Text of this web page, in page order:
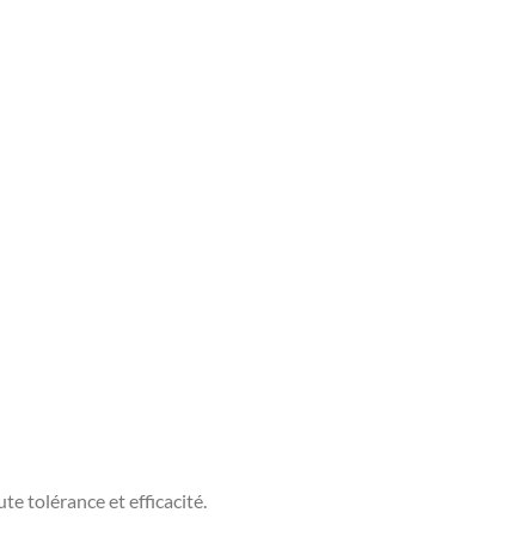
tolérance et efficacité.